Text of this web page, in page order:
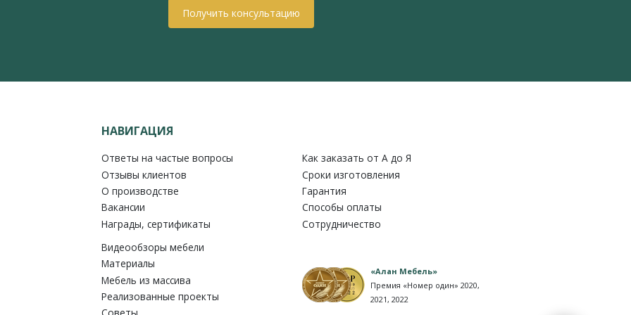
Получить консультацию
НАВИГАЦИЯ
Ответы на частые вопросы
Отзывы клиентов
О производстве
Вакансии
Награды, сертификаты
Видеообзоры мебели
Материалы
Мебель из массива
Реализованные проекты
Как заказать от A до Я
Сроки изготовления
Гарантия
Способы оплаты
Сотрудничество
«Алан Мебель»
Премия «Номер один» 2020,
2021, 2022